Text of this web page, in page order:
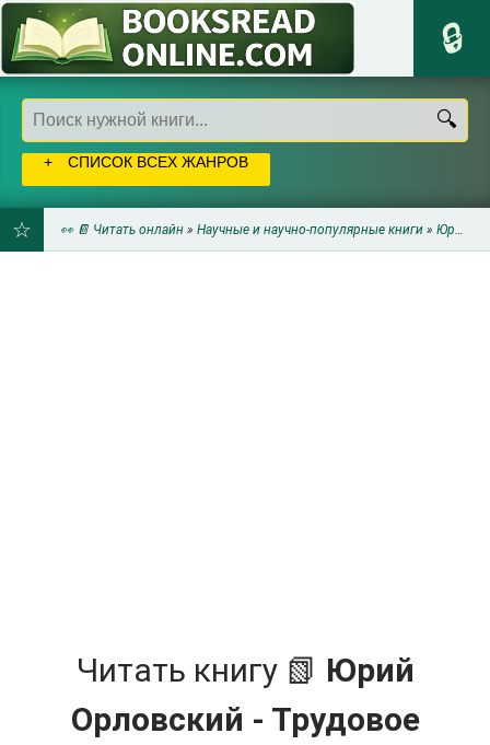
СПИСОК ВСЕХ ЖАНРОВ
👀 📔 Читать онлайн » Научные и научно-популярные книги » Юриспруденция
Читать книгу 📗 Юрий
Орловский - Трудовое